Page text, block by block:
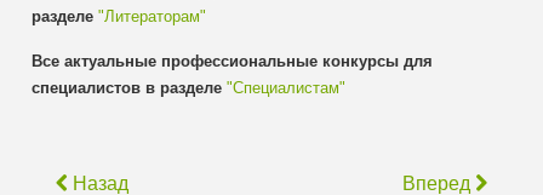
разделе"Литераторам"
Все актуальные профессиональные конкурсы для
специалистов в разделе"Специалистам"
Назад Вперед